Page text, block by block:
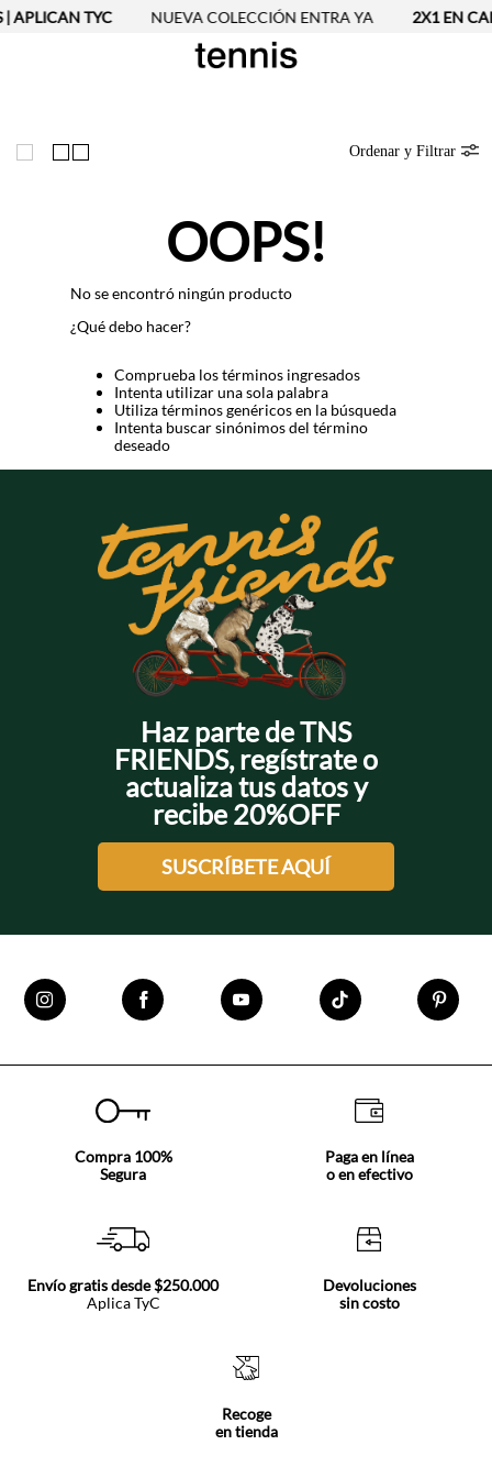
APLICAN TYC NUEVA COLECCIÓN ENTRA YA 2X1 EN
Ordenar y Filtrar
OOPS!
No se encontró ningún producto
¿Qué debo hacer?
Comprueba los términos ingresados
Intenta utilizar una sola palabra
Utiliza términos genéricos en la búsqueda
Intenta buscar sinónimos del término
deseado
Haz parte de TNS
FRIENDS, regístrate o
actualiza tus datos y
recibe 20%OFF
SUSCRÍBETE AQUÍ
Compra 100%
Segura
Paga en línea
o en efectivo
Envío gratis desde $250.000
Aplica TyC
Devoluciones
sin costo
Recoge
en tienda